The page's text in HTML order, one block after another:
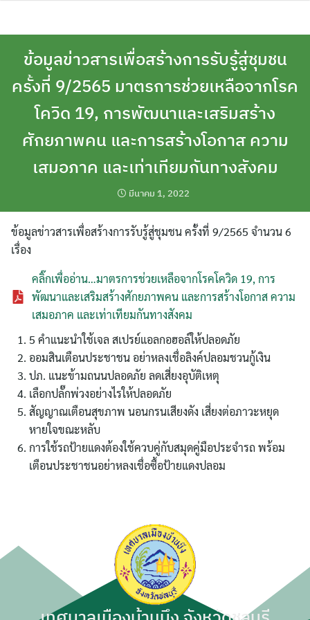
ค้นหา
สำหรับ:
ข้อมูลข่าวสารเพื่อสร้างการรับรู้สู่ชุมชน
ครั้งที่ 9/2565 มาตรการช่วยเหลือจากโรค
โควิด 19, การพัฒนาและเสริมสร้าง
ศักยภาพคน และการสร้างโอกาส ความ
เสมอภาค และเท่าเทียมกันทางสังคม
มีนาคม 1, 2022
ข้อมูลข่าวสารเพื่อสร้างการรับรู้สู่ชุมชน ครั้งที่ 9/2565 จำนวน 6
เรื่อง
คลิ๊กเพื่ออ่าน…มาตรการช่วยเหลือจากโรคโควิด 19, การ
พัฒนาและเสริมสร้างศักยภาพคน และการสร้างโอกาส ความ
เสมอภาค และเท่าเทียมกันทางสังคม
5 คำแนะนำใช้เจล สเปรย์แอลกอฮอล์ให้ปลอดภัย
ออมสินเตือนประชาชน อย่าหลงเชื่อลิงค์ปลอมชวนกู้เงิน
ปภ. แนะข้ามถนนปลอดภัย ลดเสี่ยงอุบัติเหตุ
เลือกปลั๊กพ่วงอย่างไรให้ปลอดภัย
สัญญาณเตือนสุขภาพ นอนกรนเสียงดัง เสี่ยงต่อภาวะหยุด
หายใจขณะหลับ
การใช้รถป้ายแดงต้องใช้ควบคู่กับสมุดคู่มือประจำรถ พร้อม
เตือนประชาชนอย่าหลงเชื่อซื้อป้ายแดงปลอม